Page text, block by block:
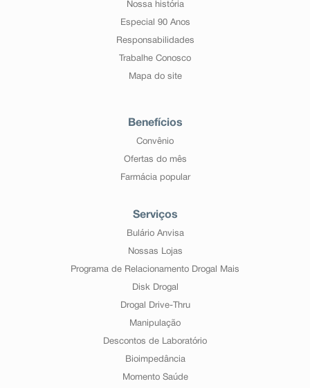
Nossa história
Especial 90 Anos
Responsabilidades
Trabalhe Conosco
Mapa do site
Benefícios
Convênio
Ofertas do mês
Farmácia popular
Serviços
Bulário Anvisa
Nossas Lojas
Programa de Relacionamento Drogal Mais
Disk Drogal
Drogal Drive-Thru
Manipulação
Descontos de Laboratório
Bioimpedância
Momento Saúde